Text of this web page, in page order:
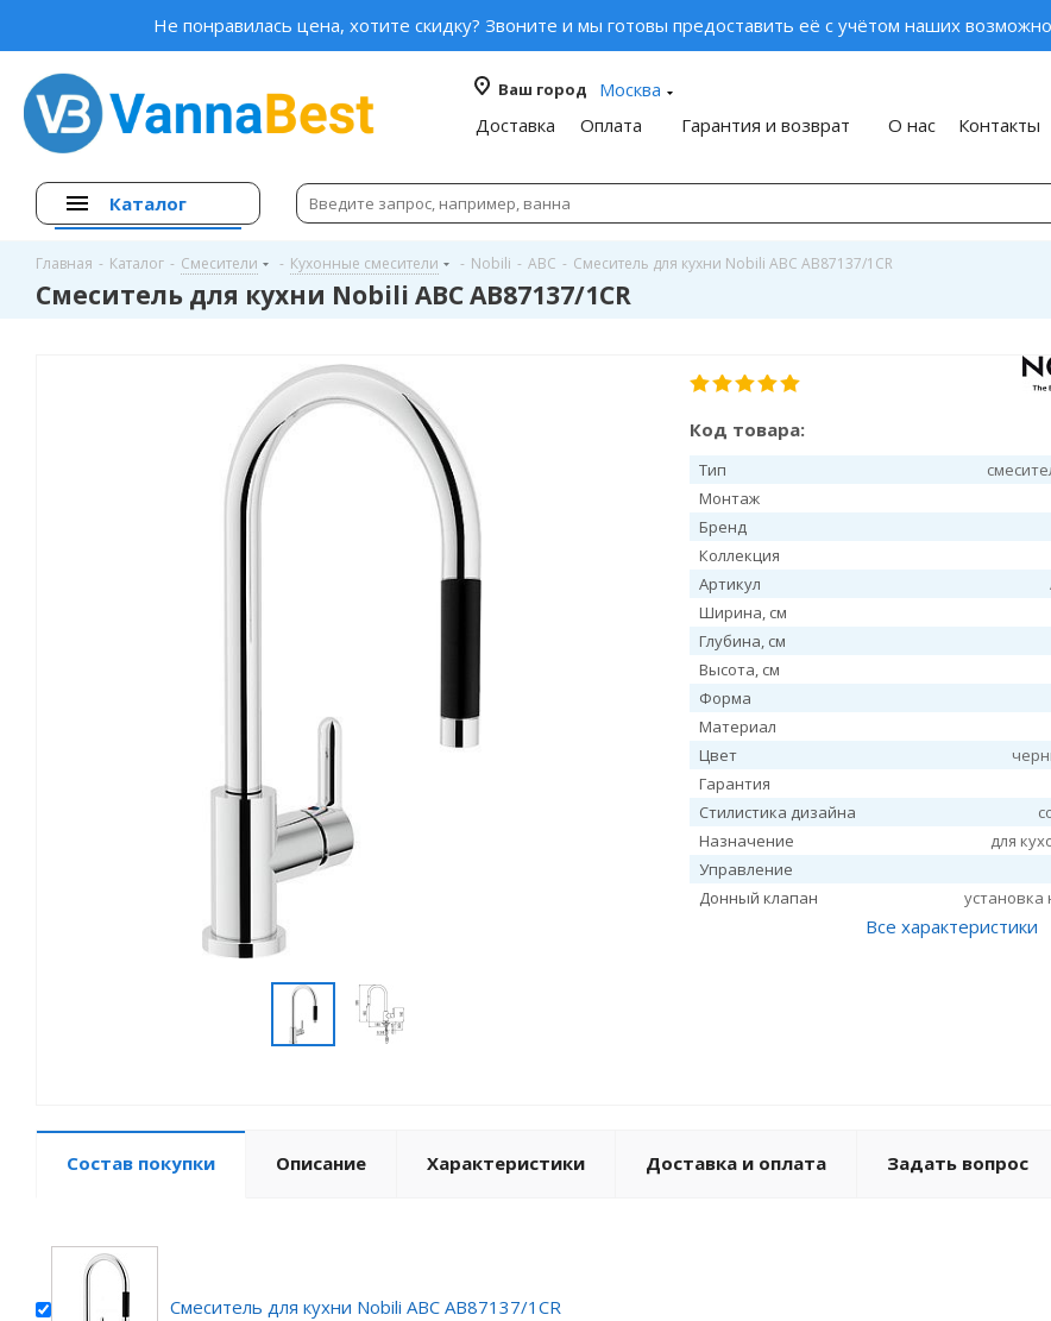
Не понравилась цена, хотите скидку? Звоните и мы готовы предоставить её с учётом наших
Ваш город
Москва
Доставка
Оплата Гарантия и возврат О нас Контакты
Каталог
Главная - Каталог - Смесители - Кухонные смесители - Nobili - ABC - Смеситель для кухни Nobili ABC AB87137/1CR
Смеситель для кухни Nobili ABC AB87137/1CR
Код товара:
Тип
Монтаж
Бренд
Коллекция
Артикул
Ширина, см
Глубина, см
Высота, см
Форма
Материал
Цвет
Гарантия
Стилистика дизайна
Назначение
для
Управление
Донный клапан
Все характеристики
Состав покупки Описание Характеристики Доставка и оплата Задать вопрос
Смеситель для кухни Nobili ABC AB87137/1CR